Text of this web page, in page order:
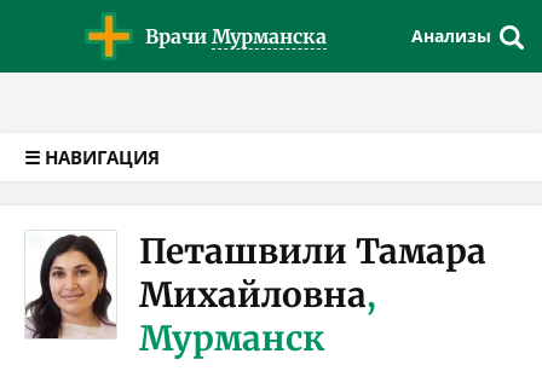
Врачи Мурманска Анализы
☰ НАВИГАЦИЯ
Петашвили Тамара
Михайловна,
Мурманск